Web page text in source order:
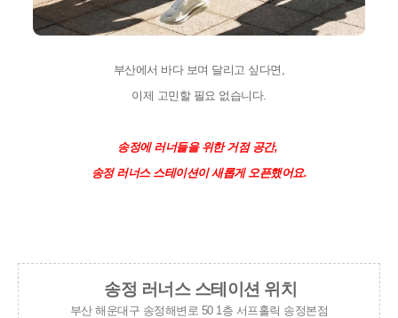
부산에서 바다 보며 달리고 싶다면,
이제 고민할 필요 없습니다.
송정에 러너들을 위한 거점 공간,
송정 러너스 스테이션이 새롭게 오픈했어요.
부산 해운대구 송정해변로 50 1층 서프홀릭 송정본점